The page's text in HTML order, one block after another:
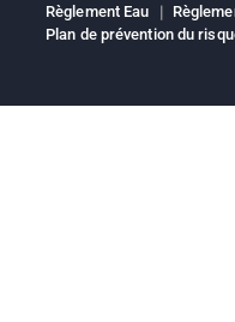
Règlement Eau |
Plan de prévention du